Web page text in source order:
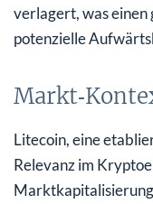
verlagert, was
potenzielle
Litecoin, eine
Relevanz im